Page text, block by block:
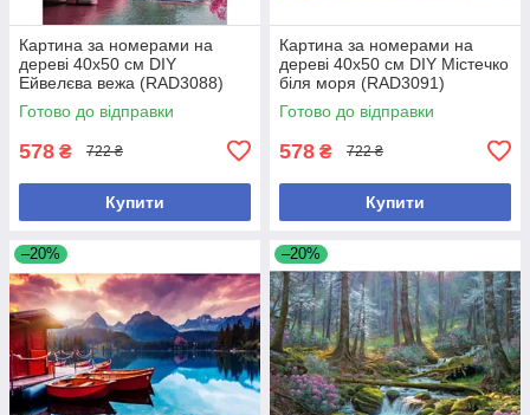
Картина за номерами на
дереві 40х50 см DIY
Ейвелєва вежа (RAD3088)
Готово до відправки
578 ₴ 722 ₴
Купити
Картина за номерами на
дереві 40х50 см DIY Містечко
біля моря (RAD3091)
Готово до відправки
578 ₴ 722 ₴
Купити
–20% –20%